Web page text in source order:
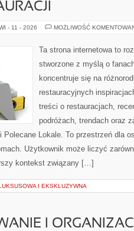
- 11 - 2026 MOŻLIWOŚĆ
Ta strona internetowa to
stworzone z myślą o
koncentruje się na
restauracyjnych
treści o restauracjach,
podróżach, trendach oraz
Polecane Lokale. To przestrzeń dla
Użytkownik może liczyć
kontekst związany […]
I EKSKLUZYWNA
I